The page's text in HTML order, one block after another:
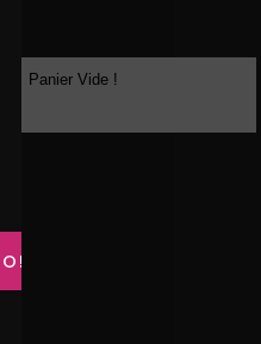
Panier Vide !